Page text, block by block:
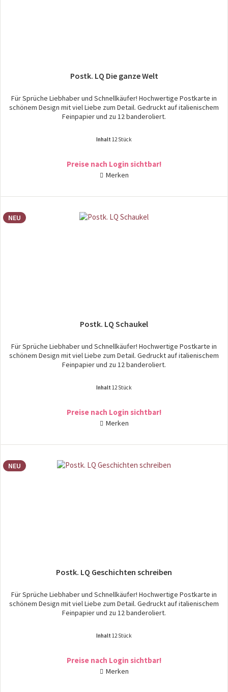
Postk. LQ Die ganze Welt
Für Sprüche Liebhaber und Schnellkäufer! Hochwertige Postkarte in
schönem Design mit viel Liebe zum Detail. Gedruckt auf italienischem
Feinpapier und zu 12 banderoliert.
Inhalt12 Stück
Preise nach Login sichtbar!
Merken
NEU
Postk. LQ Schaukel
Für Sprüche Liebhaber und Schnellkäufer! Hochwertige Postkarte in
schönem Design mit viel Liebe zum Detail. Gedruckt auf italienischem
Feinpapier und zu 12 banderoliert.
Inhalt12 Stück
Preise nach Login sichtbar!
Merken
NEU
Postk. LQ Geschichten schreiben
Für Sprüche Liebhaber und Schnellkäufer! Hochwertige Postkarte in
schönem Design mit viel Liebe zum Detail. Gedruckt auf italienischem
Feinpapier und zu 12 banderoliert.
Inhalt12 Stück
Preise nach Login sichtbar!
Merken